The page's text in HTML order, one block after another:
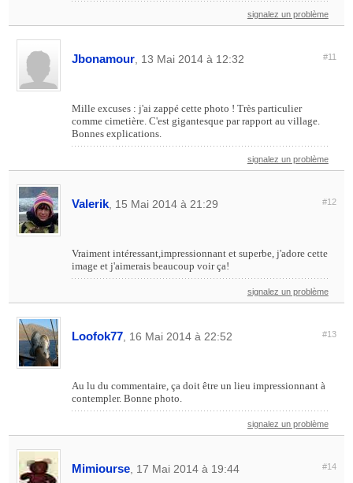
signalez un problème
Jbonamour , 13 Mai 2014 à 12:32 #11
Mille excuses : j'ai zappé cette photo ! Très particulier
comme cimetière. C'est gigantesque par rapport au village.
Bonnes explications.
signalez un problème
Valerik , 15 Mai 2014 à 21:29 #12
Vraiment intéressant,impressionnant et superbe, j'adore cette
image et j'aimerais beaucoup voir ça!
signalez un problème
Loofok77 , 16 Mai 2014 à 22:52 #13
Au lu du commentaire, ça doit être un lieu impressionnant à
contempler. Bonne photo.
signalez un problème
Mimiourse , 17 Mai 2014 à 19:44 #14